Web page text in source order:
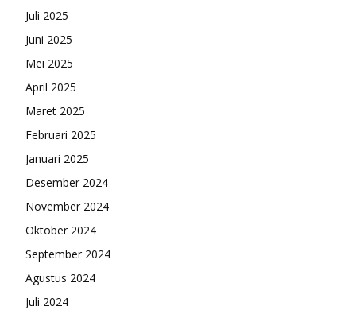
Juli 2025
Juni 2025
Mei 2025
April 2025
Maret 2025
Februari 2025
Januari 2025
Desember 2024
November 2024
Oktober 2024
September 2024
Agustus 2024
Juli 2024